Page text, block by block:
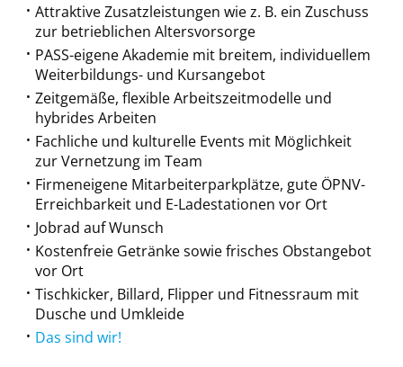
Attraktive Zusatzleistungen wie z. B. ein Zuschuss
zur betrieblichen Altersvorsorge
PASS-eigene Akademie mit breitem, individuellem
Weiterbildungs- und Kursangebot
Zeitgemäße, flexible Arbeitszeitmodelle und
hybrides Arbeiten
Fachliche und kulturelle Events mit Möglichkeit
zur Vernetzung im Team
Firmeneigene Mitarbeiterparkplätze, gute ÖPNV-
Erreichbarkeit und E-Ladestationen vor Ort
Jobrad auf Wunsch
Kostenfreie Getränke sowie frisches Obstangebot
vor Ort
Tischkicker, Billard, Flipper und Fitnessraum mit
Dusche und Umkleide
Das sind wir!